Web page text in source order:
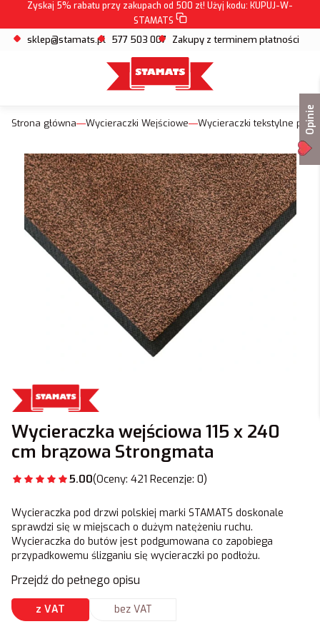
Zyskaj 5% rabatu przy zakupach od 500 zł! Użyj kodu: KUPUJ-W-
STAMATS
sklep@stamats.pl 577 503 007 Zakupy z terminem płatności
Strona główna Wycieraczki Wejściowe Wycieraczki tekstylne pod
Wycieraczka wejściowa 115 x 240
cm brązowa Strongmata
5.00(Oceny: 421 Recenzje: 0)
Wycieraczka pod drzwi polskiej marki STAMATS doskonale
sprawdzi się w miejscach o dużym natężeniu ruchu.
Wycieraczka do butów jest podgumowana co zapobiega
przypadkowemu ślizganiu się wycieraczki po podłożu.
Przejdź do pełnego opisu
z VAT bez VAT
Opinie